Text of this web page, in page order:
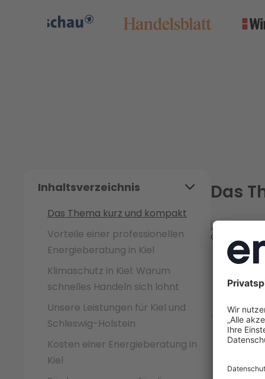
Inhaltsverzeichnis
Das Thema kurz und kompakt
Vorteile einer professionellen
Energieberatung in Kiel
Klimaschutz in Kiel: Warum
schnelles Handeln sich lohnt
Unsere Leistungen für Kiel und
Schleswig-Holstein
Kosten einer Energieberatung in
Kiel
Das
Kiel